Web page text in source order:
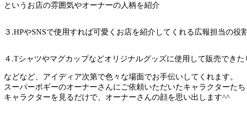
というお店の雰囲気やオーナーの人柄を紹介
３.HPやSNSで使用すれば可愛くお店を紹介してくれる広報担当の役割
４.Tシャツやマグカップなどオリジナルグッズに使用して販売でき
などなど、アイディア次第で色々な場面でお手伝いしてくれます。
スーパーボギーのオーナーさんにご依頼いただいたキャラクターたち
キャラクターを見るだけで、オーナーさんの顔を思い出します^^